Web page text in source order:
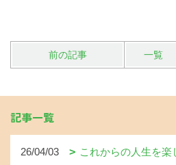
前の記事 一覧
記事一覧
26/04/03
これからの人生を